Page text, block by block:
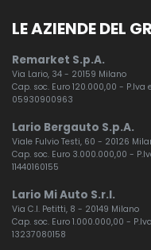
LE AZIENDE DEL
Remarket S.p.A.
Via Lario, 34 - 20159 Milano
Cap. soc. Euro 120.000,00 -
05930900963
Lario Bergauto S.p.A.
Viale Fulvio Testi, 60 - 20126
Cap. soc. Euro 3.000.000,00 -
11440160155
Lario Mi Auto S.r.l.
Via C.I. Petitti, 8 - 20149 Milano
Cap. soc. Euro 1.000.000,00 -
13237080158